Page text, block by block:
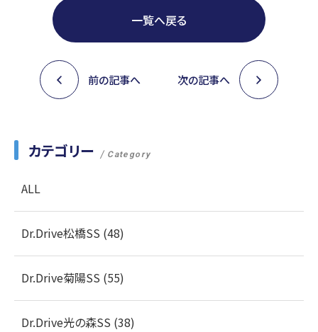
一覧へ戻る
前の記事へ 次の記事へ
カテゴリー Category
ALL
Dr.Drive松橋SS (48)
Dr.Drive菊陽SS (55)
Dr.Drive光の森SS (38)